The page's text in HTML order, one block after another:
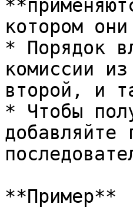
котором
* Порядок
комиссии
второй, и
* Чтобы
добавляйте
**Пример**